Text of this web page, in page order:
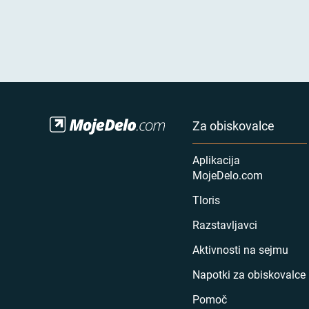
Za obiskovalce
Aplikacija
MojeDelo.com
Tloris
Razstavljavci
Aktivnosti na sejmu
Napotki za obiskovalce
Pomoč